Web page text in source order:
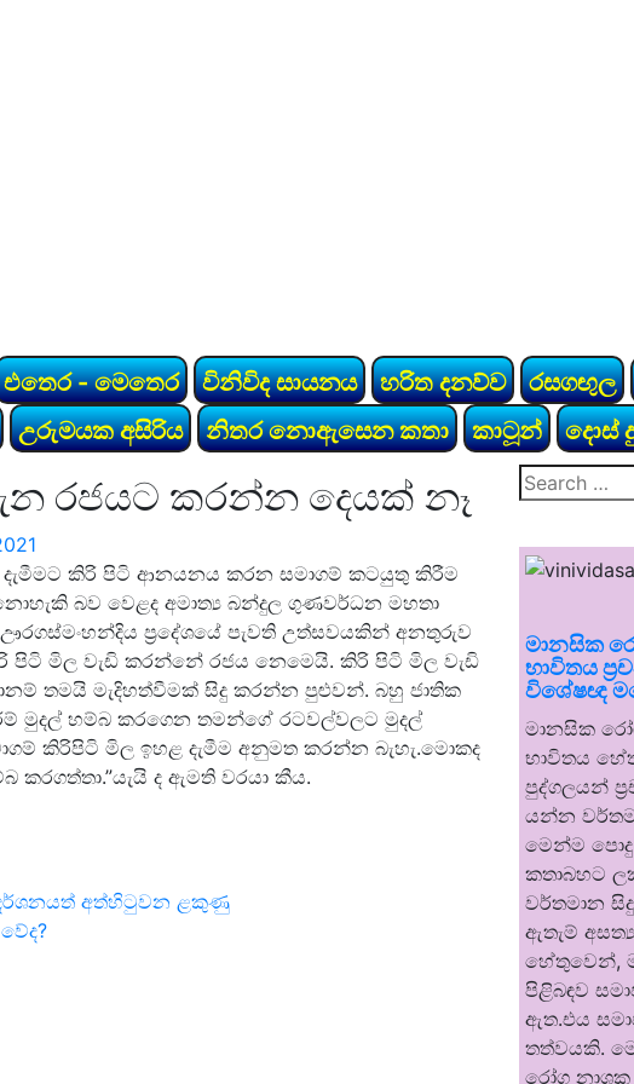
එතෙර - මෙතෙර විනිවිද සායනය හරිත දනව්ව රසගඟුල
උරුමයක අසිරිය නිතර නොඇසෙන කතා කාටූන් දොස්
රජයට කරන්න දෙයක් නෑ
දැමීමට කිරි පිටි ආනයනය කරන සමාගම් කටයුතු කිරීම
බව වෙළද අමාත්‍ය බන්දුල ගුණවර්ධන මහතා
ප්‍රදේශයේ පැවති උත්සවයකින් අනතුරුව
පිටි මිල වැඩි කරන්නේ රජය නෙමෙයි. කිරි පිටි මිල වැඩි
තමයි මැදිහත්වීමක් සිදු කරන්න පුළුවන්. බහු ජාතික
මුදල් හම්බ කරගෙන තමන්ගේ රටවල්වලට මුදල්
කිරිපිටි මිල ඉහළ දැමීම අනුමත කරන්න බැහැ.මොකද
ද ඇමති වරයා කීය.
අත්හිටුවන ළකුණු
Search
for:
මානසික
භාවිතය
විශේෂඥ
මානසික
භාවිතය
පුද්ගලයන්
යන්න
මෙන්ම
කතාබහට
වර්තමාන
ඇතැම්
හේතුවෙන්,
පිළිබඳව
ඇත.එය
තත්වයකි.
රෝග නාශක